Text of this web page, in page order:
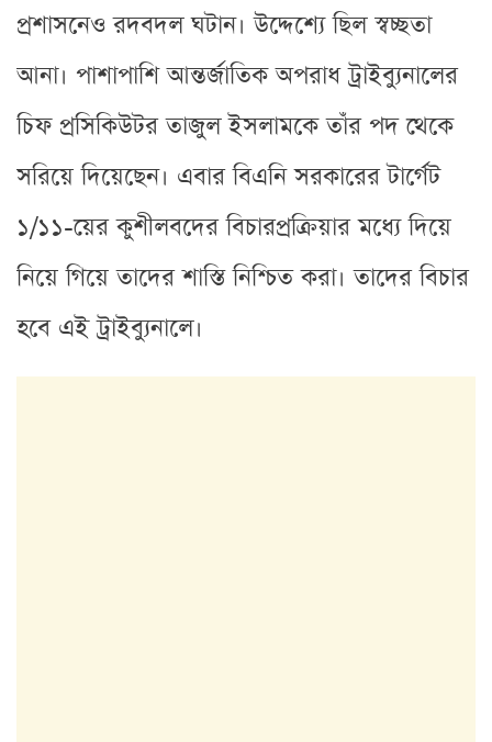
প্রশাসনেও রদবদল ঘটান। উদ্দেশ্যে ছিল স্বচ্ছতা
আনা। পাশাপাশি আন্তর্জাতিক অপরাধ ট্রাইব্যুনালের
চিফ প্রসিকিউটর তাজুল ইসলামকে তাঁর পদ থেকে
সরিয়ে দিয়েছেন। এবার বিএনি সরকারের টার্গেট
১/১১-য়ের কুশীলবদের বিচারপ্রক্রিয়ার মধ্যে দিয়ে
নিয়ে গিয়ে তাদের শাস্তি নিশ্চিত করা। তাদের বিচার
হবে এই ট্রাইব্যুনালে।